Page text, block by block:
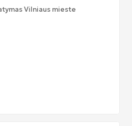
Vilniaus mieste